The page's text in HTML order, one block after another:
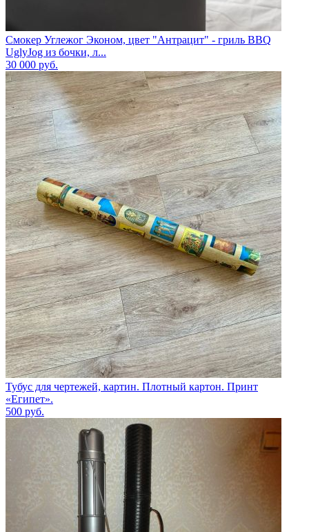
Смокер Углежог Эконом, цвет "Антрацит" - гриль BBQ
UglyJog из бочки, л...
30 000 руб.
Тубус для чертежей, картин. Плотный картон. Принт
«Египет».
500 руб.